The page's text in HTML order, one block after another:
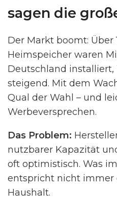
sagen die
Der Markt boomt: Über
Heimspeicher waren
Deutschland installiert,
steigend. Mit dem
Qual der Wahl – und
Werbeversprechen.
Das Problem:
nutzbarer Kapazität
oft optimistisch. Was
entspricht nicht immer
Haushalt.